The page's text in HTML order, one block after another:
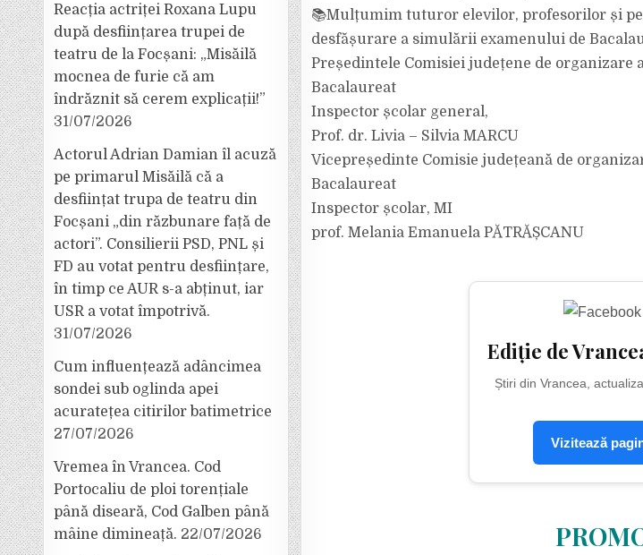
📚Mulțumim tuturor elevilor, profesorilor și
desfășurare a simulării examenului de
Președintele Comisiei județene de organizare
Bacalaureat
Inspector școlar general,
Prof. dr. Livia – Silvia MARCU
Vicepreședinte Comisie județeană de
Bacalaureat
Inspector școlar, MI
prof. Melania Emanuela PĂTRĂȘCANU
Ediție de
Știri din Vrancea,
Vizitează
Reacția actriței Roxana Lupu
după desființarea trupei de
teatru de la Focșani: „Misăilă
mocnea de furie că am
îndrăznit să cerem explicații!”
31/07/2026
Actorul Adrian Damian îl acuză
pe primarul Misăilă că a
desființat trupa de teatru din
Focșani „din răzbunare față de
actori”. Consilierii PSD, PNL și
FD au votat pentru desființare,
în timp ce AUR s-a abținut, iar
USR a votat împotrivă.
31/07/2026
Cum influențează adâncimea
sondei sub oglinda apei
acuratețea citirilor batimetrice
27/07/2026
Vremea în Vrancea. Cod
Portocaliu de ploi torențiale
până diseară, Cod Galben până
mâine dimineață. 22/07/2026